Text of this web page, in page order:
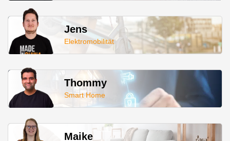
Jens
Elektromobilität
Thommy
Smart Home
Maike